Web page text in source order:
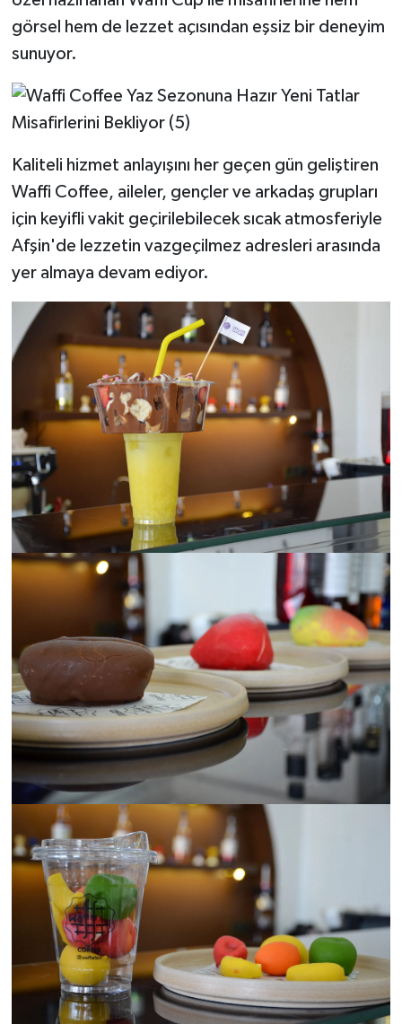
görsel hem de lezzet açısından eşsiz bir deneyim
sunuyor.
Kaliteli hizmet anlayışını her geçen gün geliştiren
Waffi Coffee, aileler, gençler ve arkadaş grupları
için keyifli vakit geçirilebilecek sıcak atmosferiyle
Afşin'de lezzetin vazgeçilmez adresleri arasında
yer almaya devam ediyor.